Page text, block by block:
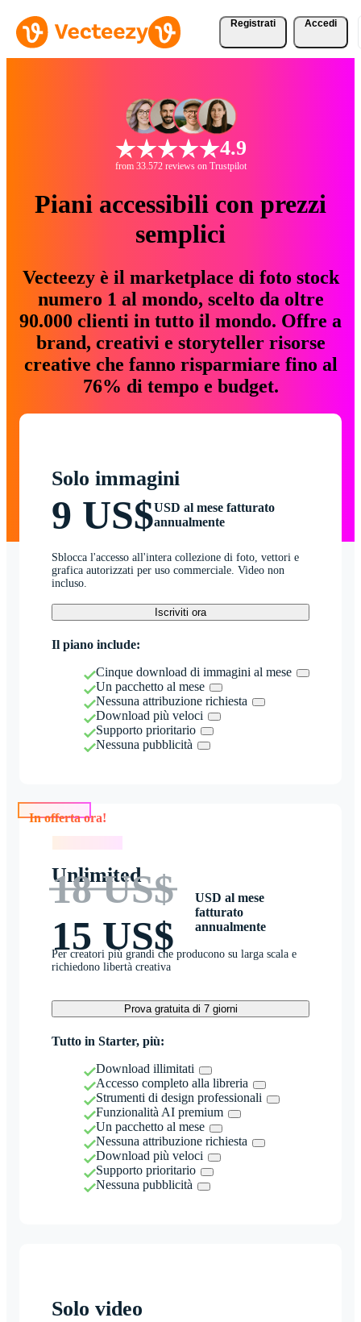
Registrati Accedi
4.9
from 33.572 reviews on Trustpilot
Piani accessibili con prezzi
semplici
Vecteezy è il marketplace di foto stock
numero 1 al mondo, scelto da oltre
90.000 clienti in tutto il mondo. Offre a
brand, creativi e storyteller risorse
creative che fanno risparmiare fino al
76% di tempo e budget.
Solo immagini
9 US$USD al mese fatturato
annualmente
Sblocca l'accesso all'intera collezione di foto, vettori e
grafica autorizzati per uso commerciale. Video non
incluso.
Iscriviti ora
Il piano include:
Cinque download di immagini al mese
Un pacchetto al mese
Nessuna attribuzione richiesta
Download più veloci
Supporto prioritario
Nessuna pubblicità
Unlimited
18 US$
15 US$
USD al mese
fatturato
annualmente
Per creatori più grandi che producono su larga scala e
richiedono libertà creativa
Prova gratuita di 7 giorni
Tutto in Starter, più:
Download illimitati
Accesso completo alla libreria
Strumenti di design professionali
Funzionalità AI premium
Un pacchetto al mese
Nessuna attribuzione richiesta
Download più veloci
Supporto prioritario
Nessuna pubblicità
Solo video